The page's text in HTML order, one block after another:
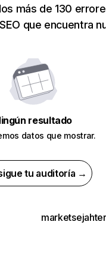
más de 130
que encuentra
resultado
datos que mostrar.
tu auditoría →